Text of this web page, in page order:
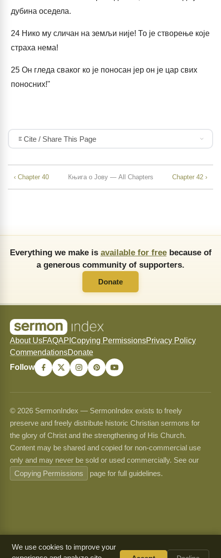
дубина оседела.
24 Нико му сличан на земљи није! То је створење које
страха нема!
25 Он гледа сваког ко је поносан јер он је цар свих
поносних!"
Cite / Share This Page
‹ Chapter 40 Књига о Јову — All Chapters Chapter 42 ›
Everything we make is available for freebecause of
a generous community of supporters.
Donate
About UsFAQAPI Copying PermissionsPrivacy Policy
CommendationsDonate
Follow
© 2026 SermonIndex — SermonIndex exists to freely
preserve and freely distribute historic Christian sermons for
the glory of Christ and the strengthening of His Church.
Content may be shared and copied for non-commercial use
only and may never be sold or used commercially. See our
Copying Permissions
page for full guidelines.
We use cookies to improve your